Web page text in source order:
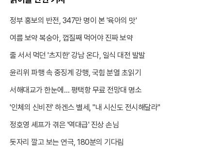
정부 홍보의 반전, 347만 명이 본 '육아의 맛'
여름 보약 복숭아, 껍질째 먹어야 진짜 보약
줄 서서 먹던 '츠지한' 강남 온다, 일식 대전 발발
윤리위 파행 속 중징계 강행, 국힘 분열 초읽기
서해대교가 한눈에… 평택항 무료 전망대 명소
'인체의 신비전' 하겐스 별세, "내 시신도 전시해달라"
정호영 셰프가 겪은 '역대급' 진상 손님
돗자리 깔고 보는 연극, 180분의 기다림